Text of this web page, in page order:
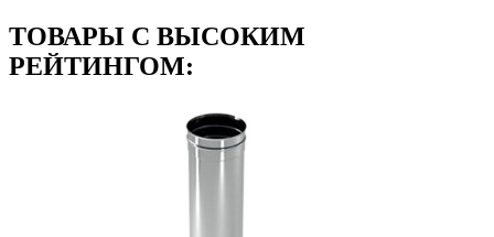
ТОВАРЫ С ВЫСОКИМ
РЕЙТИНГОМ: